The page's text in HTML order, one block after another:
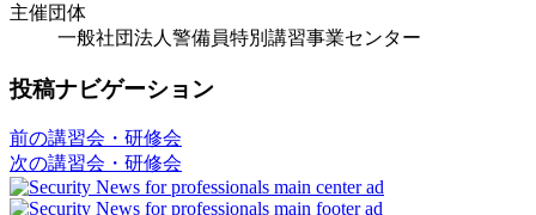
主催団体
一般社団法人警備員特別講習事業センター
投稿ナビゲーション
前の講習会・研修会
次の講習会・研修会